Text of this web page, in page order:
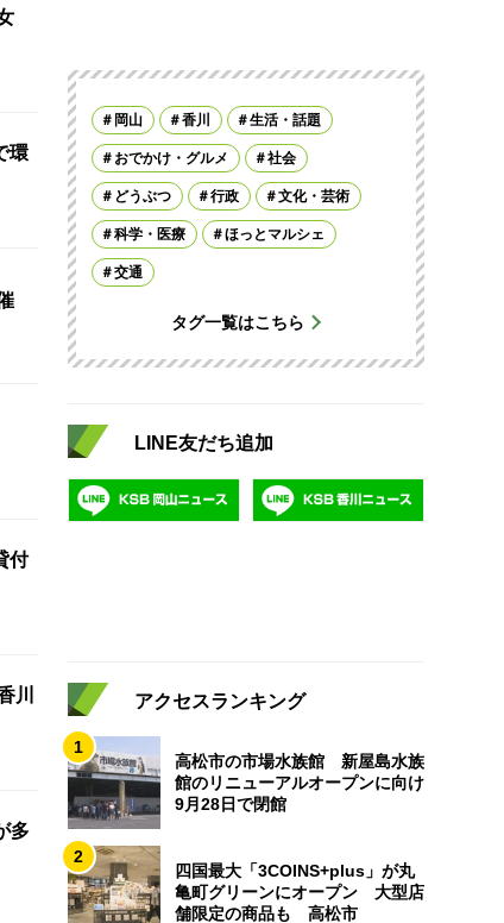
環
付
川
多
岡山 香川 生活・話題
おでかけ・グルメ 社会
どうぶつ 行政 文化・芸術
科学・医療 ほっとマルシェ
交通
タグ一覧はこちら
LINE友だち追加
アクセスランキング
1
高松市の市場水族館 新屋島水族
館のリニューアルオープンに向け
9月28日で閉館
2
四国最大「3COINS+plus」が丸
亀町グリーンにオープン 大型店
舗限定の商品も 高松市